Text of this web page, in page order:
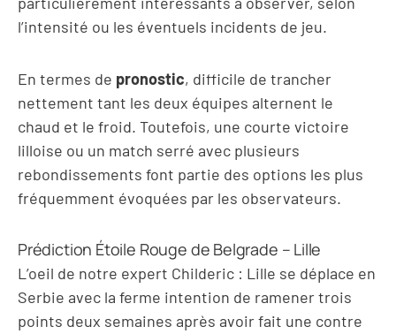
l’intensité ou les éventuels incidents de jeu.
En termes de pronostic, difficile de trancher
nettement tant les deux équipes alternent le
chaud et le froid. Toutefois, une courte victoire
lilloise ou un match serré avec plusieurs
rebondissements font partie des options les plus
fréquemment évoquées par les observateurs.
Prédiction Étoile Rouge de Belgrade – Lille
L’oeil de notre expert Childeric : Lille se déplace en
Serbie avec la ferme intention de ramener trois
points deux semaines après avoir fait une contre